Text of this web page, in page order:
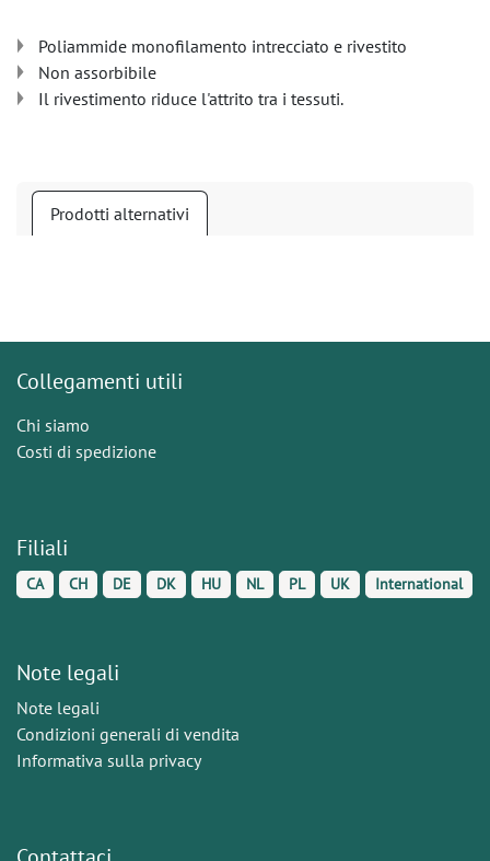
Poliammide monofilamento intrecciato e rivestito
Non assorbibile
Il rivestimento riduce l'attrito tra i tessuti.
Prodotti alternativi
Collegamenti utili
Chi siamo
Costi di spedizione
Filiali
CA CH DE DK HU NL PL UK International
Note legali
Note legali
Condizioni generali di vendita
Informativa sulla privacy